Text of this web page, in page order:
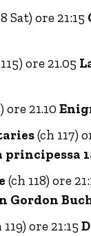
Sat) ore 21:15
ore 21.05
ore 21.10
(ch 117)
principessa
(ch 118) ore
Gordon
119) ore 21:15